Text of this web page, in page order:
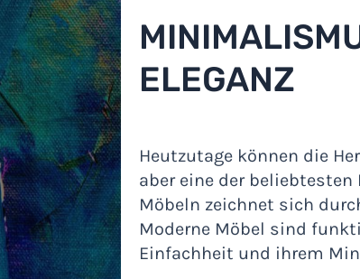
ELEGANZ
Heutzutage können die
aber eine der beliebtesten
Möbeln zeichnet sich
Moderne Möbel sind
Einfachheit und ihrem